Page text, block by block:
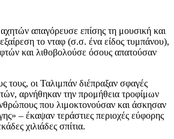
απαγόρευσε επίσης τη μουσική και
το νταφ (σ.σ. ένα είδος τυμπάνου),
και λιθοβολούσε όσους απατούσαν
τους, οι Ταλιμπάν διέπραξαν σφαγές
αρνήθηκαν την προμήθεια τροφίμων
που λιμοκτονούσαν και άσκησαν
– έκαψαν τεράστιες περιοχές εύφορης
χιλιάδες σπίτια.